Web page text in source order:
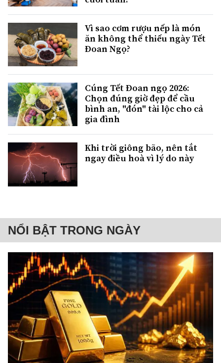
Vì sao cơm rượu nếp là món
ăn không thể thiếu ngày Tết
Đoan Ngọ?
Cúng Tết Đoan ngọ 2026:
Chọn đúng giờ đẹp để cầu
bình an, "đón" tài lộc cho cả
gia đình
Khi trời giông bão, nên tắt
ngay điều hoà vì lý do này
NỔI BẬT TRONG NGÀY